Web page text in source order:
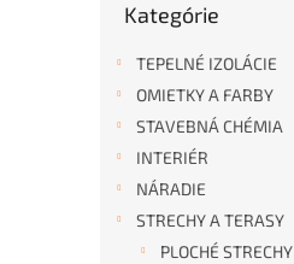
kategórie
Kategórie
TEPELNÉ IZOLÁCIE
OMIETKY A FARBY
STAVEBNÁ CHÉMIA
INTERIÉR
NÁRADIE
STRECHY A TERASY
PLOCHÉ STRECHY